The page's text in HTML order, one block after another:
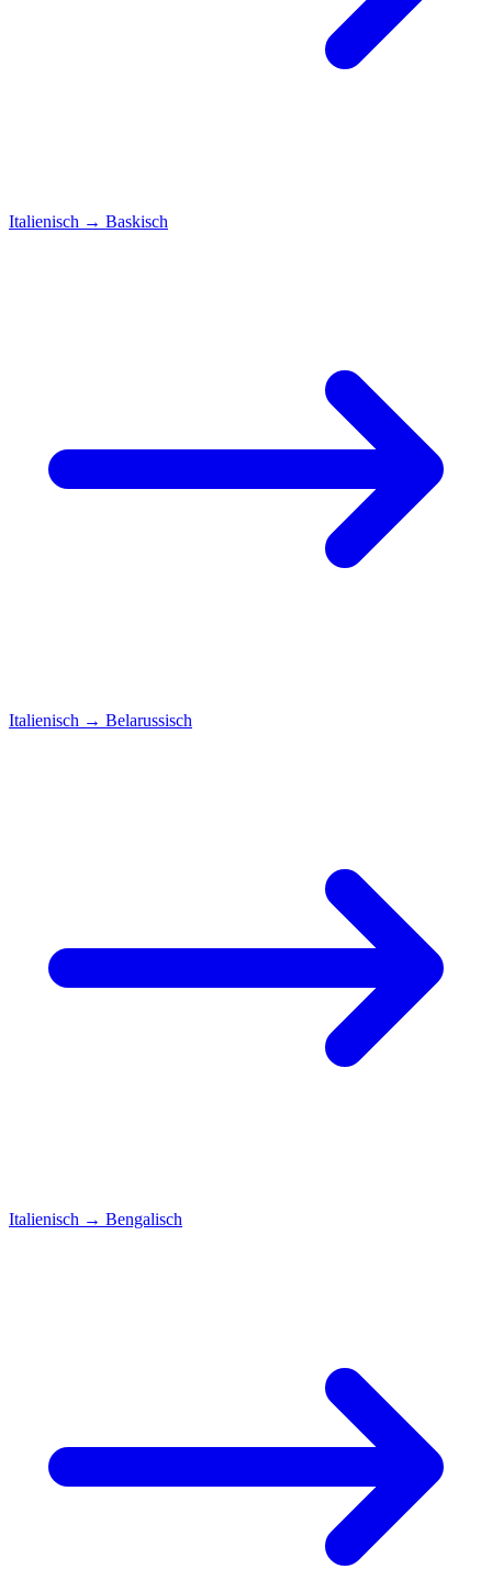
Italienisch → Baskisch
Italienisch → Belarussisch
Italienisch → Bengalisch